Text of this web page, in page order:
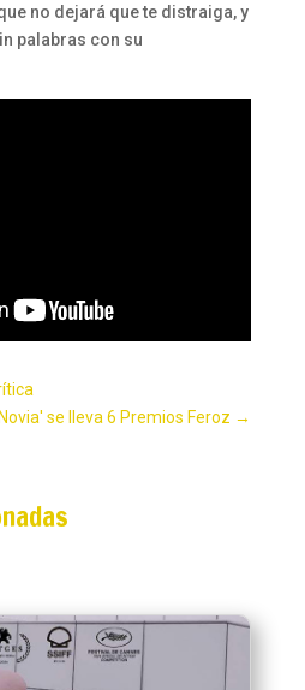
no dejará que te distraiga, y
palabras con su
se lleva 6 Premios Feroz →